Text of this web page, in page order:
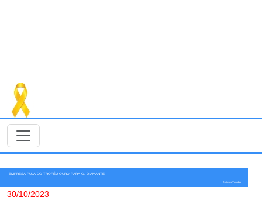
EMPRESA PULA DO TROFÉU OURO PARA O, DIAMANTE
Notícias Variadas
30/10/2023